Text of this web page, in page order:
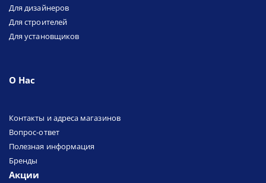
Для дизайнеров
Для строителей
Для установщиков
О Нас
Контакты и адреса магазинов
Вопрос-ответ
Полезная информация
Бренды
Акции